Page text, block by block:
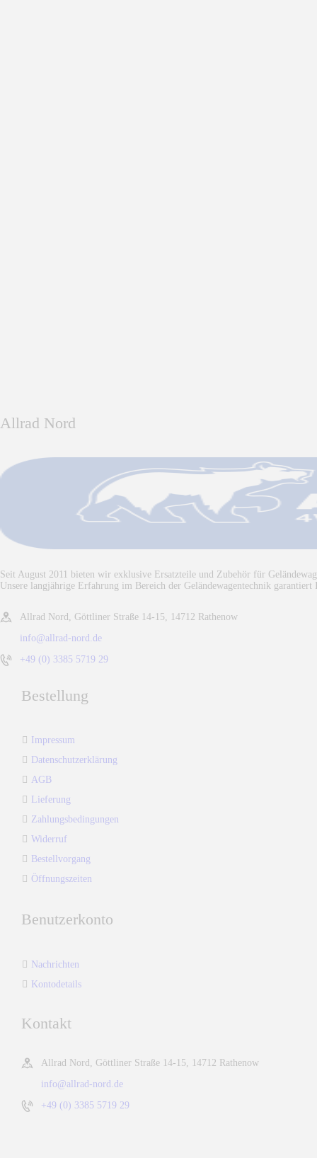
Allrad Nord
Seit August 2011 bieten wir exklusive Ersatzteile und Zubehör für
Unsere langjährige Erfahrung im Bereich der Geländewagentechnik
Allrad Nord, Göttliner Straße 14-15, 14712 Rathenow
info@allrad-nord.de
+49 (0) 3385 5719 29
Bestellung
Impressum
Datenschutzerklärung
AGB
Lieferung
Zahlungsbedingungen
Widerruf
Bestellvorgang
Öffnungszeiten
Benutzerkonto
Nachrichten
Kontodetails
Kontakt
Allrad Nord, Göttliner Straße 14-15, 14712 Rathenow
info@allrad-nord.de
+49 (0) 3385 5719 29